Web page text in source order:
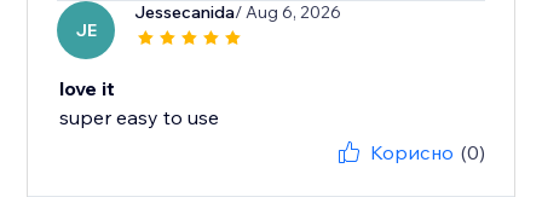
JE
Jessecanida/ Aug 6, 2026
love it
Корисно (0)